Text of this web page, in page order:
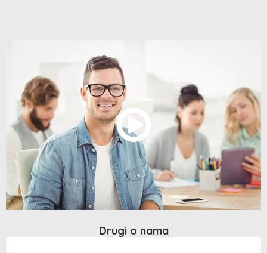
Drugi o nama